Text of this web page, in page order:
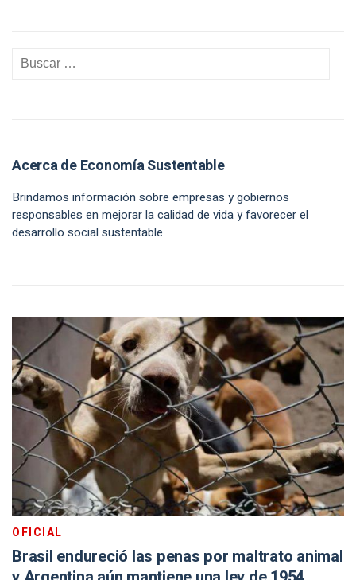
Acerca de Economía Sustentable
Brindamos información sobre empresas y gobiernos
responsables en mejorar la calidad de vida y favorecer el
desarrollo social sustentable.
OFICIAL
Brasil endureció las penas por maltrato animal